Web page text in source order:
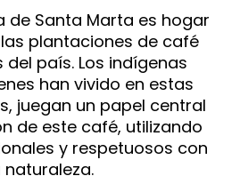
de Santa Marta es hogar
plantaciones de café
país. Los indígenas
han vivido en estas
juegan un papel central
de este café, utilizando
y respetuosos con
naturaleza.